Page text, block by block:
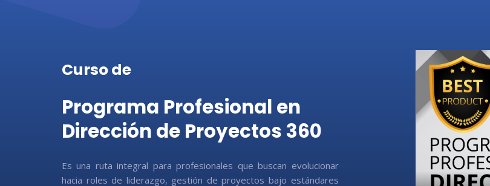
Curso de
Programa Profesional en
Dirección de Proyectos 360
Es una ruta integral para profesionales que buscan evolucionar
hacia roles de liderazgo, gestión de proyectos bajo estándares